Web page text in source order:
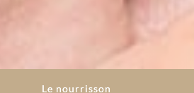
Le nourrisson